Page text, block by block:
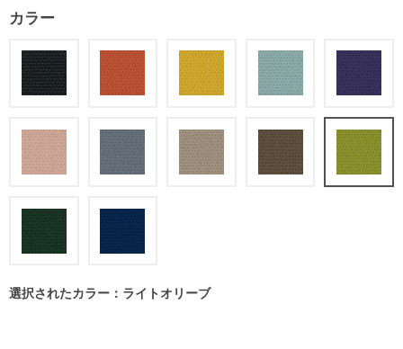
カラー
選択されたカラー：ライトオリーブ